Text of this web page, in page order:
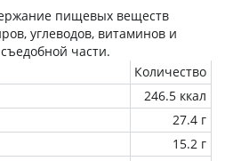
пищевых веществ
углеводов, витаминов и
съедобной части.
Количество
246.5 ккал
27.4 г
15.2 г